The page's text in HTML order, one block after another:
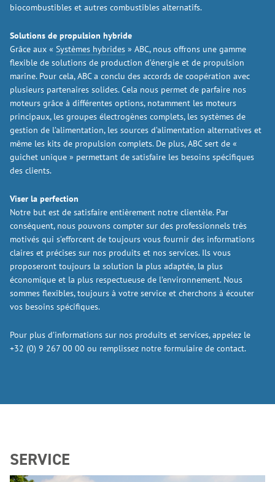
biocombustibles et autres combustibles alternatifs.
Solutions de propulsion hybride
Grâce aux « Systèmes hybrides » ABC, nous offrons une gamme
flexible de solutions de production d’énergie et de propulsion
marine. Pour cela, ABC a conclu des accords de coopération avec
plusieurs partenaires solides. Cela nous permet de parfaire nos
moteurs grâce à différentes options, notamment les moteurs
principaux, les groupes électrogènes complets, les systèmes de
gestion de l’alimentation, les sources d’alimentation alternatives et
même les kits de propulsion complets. De plus, ABC sert de «
guichet unique » permettant de satisfaire les besoins spécifiques
des clients.
Viser la perfection
Notre but est de satisfaire entièrement notre clientèle. Par
conséquent, nous pouvons compter sur des professionnels très
motivés qui s’efforcent de toujours vous fournir des informations
claires et précises sur nos produits et nos services. Ils vous
proposeront toujours la solution la plus adaptée, la plus
économique et la plus respectueuse de l’environnement. Nous
sommes flexibles, toujours à votre service et cherchons à écouter
vos besoins spécifiques.
Pour plus d’informations sur nos produits et services, appelez le
+32 (0) 9 267 00 00 ou remplissez notre formulaire de contact.
SERVICE